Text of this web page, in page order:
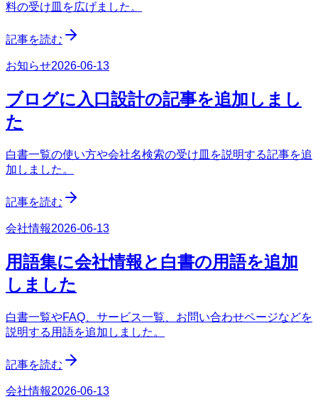
料の受け皿を広げました。
記事を読む
お知らせ2026-06-13
ブログに入口設計の記事を追加しまし
た
白書一覧の使い方や会社名検索の受け皿を説明する記事を追
加しました。
記事を読む
会社情報2026-06-13
用語集に会社情報と白書の用語を追加
しました
白書一覧やFAQ、サービス一覧、お問い合わせページなどを
説明する用語を追加しました。
記事を読む
会社情報2026-06-13